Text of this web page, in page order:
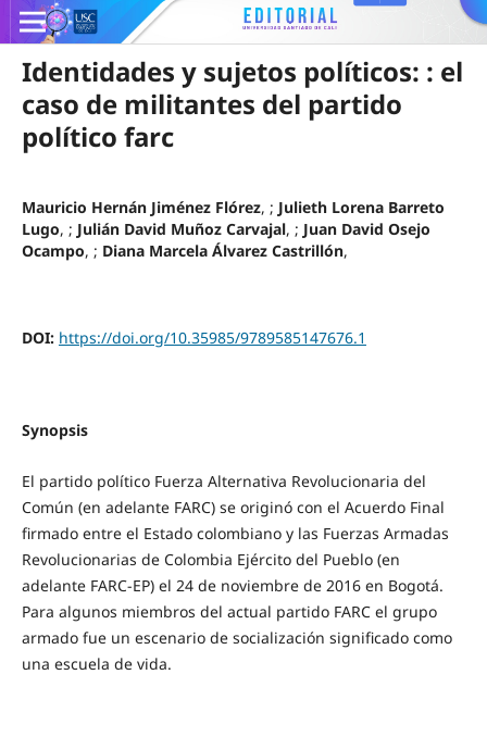
Identidades y sujetos políticos: : el
caso de militantes del partido
político farc
Mauricio Hernán Jiménez Flórez, ; Julieth Lorena Barreto
Lugo, ; Julián David Muñoz Carvajal, ; Juan David Osejo
Ocampo, ; Diana Marcela Álvarez Castrillón,
DOI: https://doi.org/10.35985/9789585147676.1
Synopsis
El partido político Fuerza Alternativa Revolucionaria del
Común (en adelante FARC) se originó con el Acuerdo Final
firmado entre el Estado colombiano y las Fuerzas Armadas
Revolucionarias de Colombia Ejército del Pueblo (en
adelante FARC-EP) el 24 de noviembre de 2016 en Bogotá.
Para algunos miembros del actual partido FARC el grupo
armado fue un escenario de socialización significado como
una escuela de vida.